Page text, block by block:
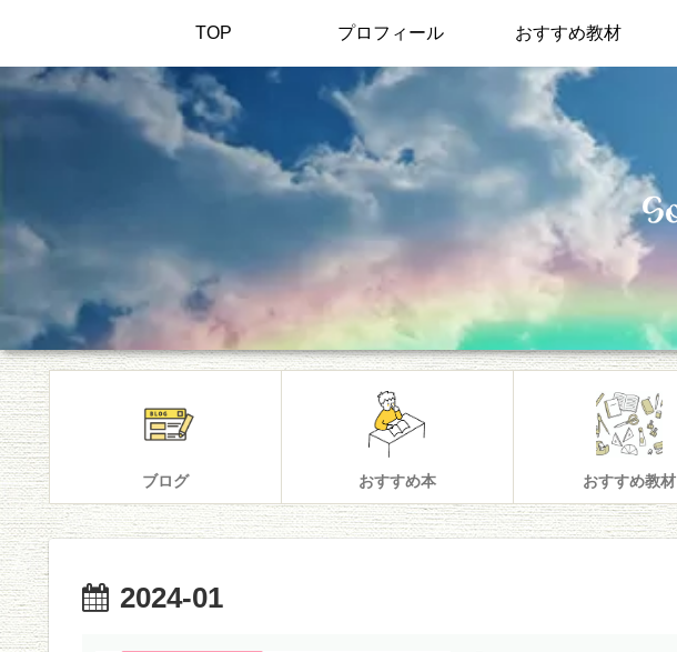
TOP プロフィール おすすめ教材
ブログ おすすめ本 おすすめ教材
2024-01